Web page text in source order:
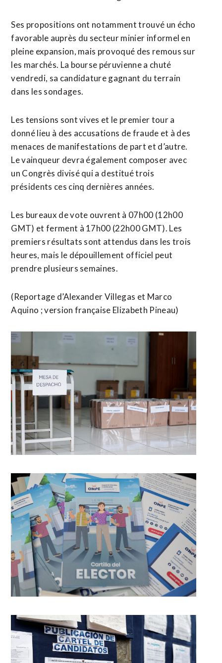
Ses propositions ont notamment trouvé un écho
favorable auprès du secteur minier ​informel en
pleine expansion, mais provoqué des remous sur
les marchés. La bourse péruvienne a chuté
vendredi, sa candidature gagnant du terrain
dans les sondages.
Les tensions sont vives et le premier tour a
donné lieu à des accusations de fraude et à des
menaces de manifestations de part et d’autre.
Le vainqueur devra également composer avec
un Congrès divisé qui a ⁠destitué trois
présidents ces cinq dernières années.
Les bureaux de vote ouvrent à 07h00 (12h00
GMT) et ferment à 17h00 (22h00 GMT). Les
premiers résultats sont attendus dans les trois
heures, ​mais le dépouillement officiel peut
prendre plusieurs semaines.
(Reportage d’Alexander Villegas et ​Marco
Aquino ; version française Elizabeth Pineau)